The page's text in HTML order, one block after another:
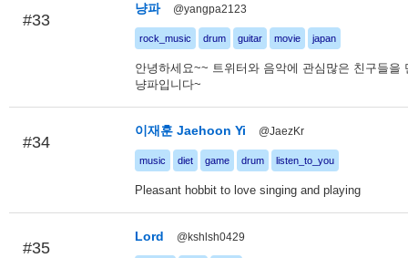
#33
냥파 @yangpa2123
rock_music drum guitar movie japan
안녕하세요~~ 트위터와 음악에 관심많은 친구들을
냥파입니다~
#34
이재훈 Jaehoon Yi @JaezKr
music diet game drum listen_to_you
Pleasant hobbit to love singing and playing
#35
Lord @kshlsh0429